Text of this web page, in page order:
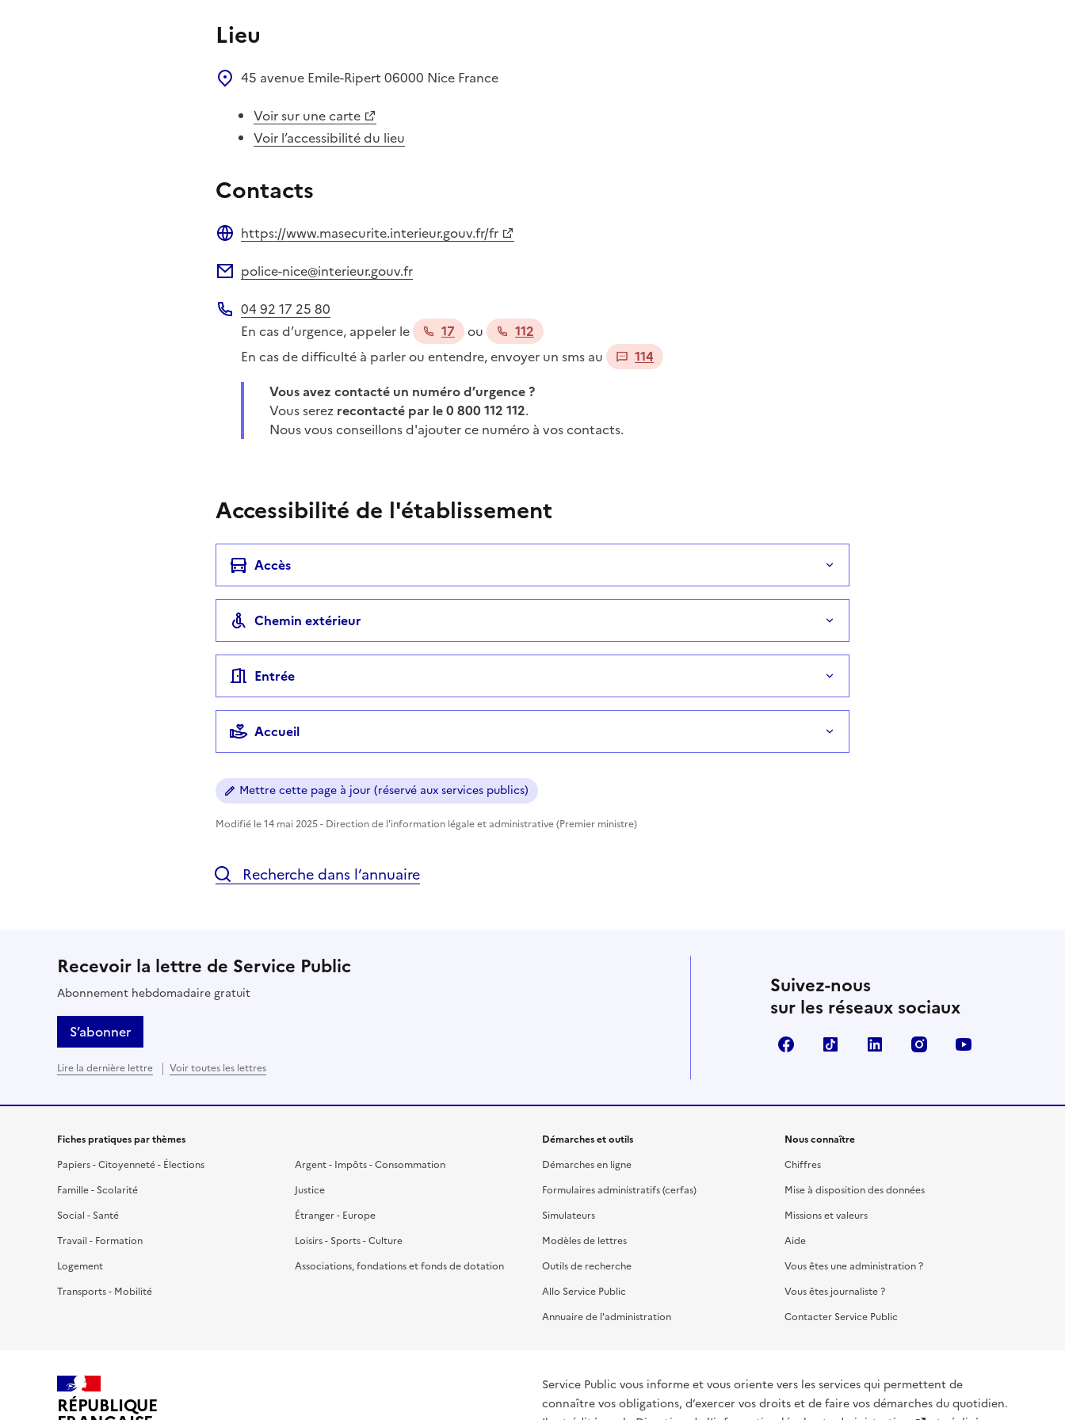
Lieu
45 avenue Emile-Ripert 06000 Nice France
Voir sur une carte
Voir l’accessibilité du lieu
Contacts
https://www.masecurite.interieur.gouv.fr/fr
police-nice@interieur.gouv.fr
Téléphone
04 92 17 25 80
En cas d’urgence, appeler le
17 ou
112
En cas de difficulté à parler ou entendre, envoyer un sms au
114
Vous avez contacté un numéro d’urgence ?
Vous serez recontacté par le 0 800 112 112.
Nous vous conseillons d'ajouter ce numéro à vos contacts.
Accessibilité de l'établissement
Accès
Chemin extérieur
Entrée
Accueil
Mettre cette page à jour (réservé aux services publics)
Modifié le 14 mai 2025 - Direction de l'information légale et administrative (Premier ministre)
Recherche dans l’annuaire
Recevoir la lettre de Service Public
Abonnement hebdomadaire gratuit
S’abonner
Lire la dernière lettre Voir toutes les lettres
Suivez-nous
sur les réseaux sociaux
FacebookTikTok LinkedIn Instagram
Fiches pratiques par thèmes
Papiers - Citoyenneté - Élections
Famille - Scolarité
Social - Santé
Travail - Formation
Logement
Transports - Mobilité
Argent - Impôts - Consommation
Justice
Étranger - Europe
Loisirs - Sports - Culture
Associations, fondations et fonds de dotation
Démarches et outils
Démarches en ligne
Formulaires administratifs (cerfas)
Simulateurs
Modèles de lettres
Outils de recherche
Allo Service Public
Annuaire de l'administration
Nous connaître
Chiffres
Mise à disposition des données
Missions et valeurs
Aide
Vous êtes une administration ?
Vous êtes journaliste ?
Contacter Service Public
RÉPUBLIQUE
Service Public vous informe et vous oriente vers les services qui permettent de
connaître vos obligations, d’exercer vos droits et de faire vos démarches du quotidien.